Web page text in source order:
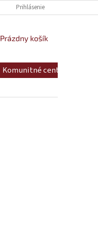
MOJA OBJEDNÁVKA
Prihlásenie
NÁKUPNÝ
Prázdny košík
Komunitné centrum